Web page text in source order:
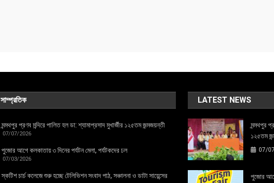
সাম্প্রতিক
মন্মথপুর প্রণব মন্দিরে পালিত হল ডা: শ্যামাপ্রসাদ মুখার্জীর ১২৫তম জন্মজয়ন্তী
07/07/2026
পুজোর আগে কলকাতায় ৩ দিনের পর্যটন মেলা, পর্যটকদের ঢল
07/03/2026
স্কটিশ চার্চ কলেজে শুরু হচ্ছে টেলিভিশন সংবাদ পাঠ, সঞ্চালনা ও ডাটা সায়েন্সের
LATEST NEWS
মন্মথপুর
১২৫তম
07/
পুজোর আগে